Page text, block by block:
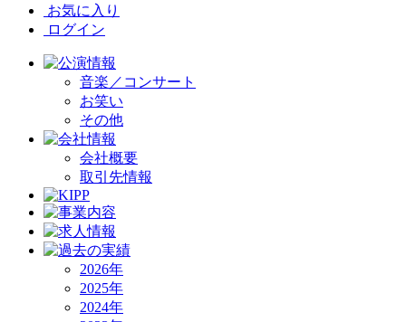
お気に入り
ログイン
音楽／コンサート
お笑い
その他
会社概要
取引先情報
2026年
2025年
2024年